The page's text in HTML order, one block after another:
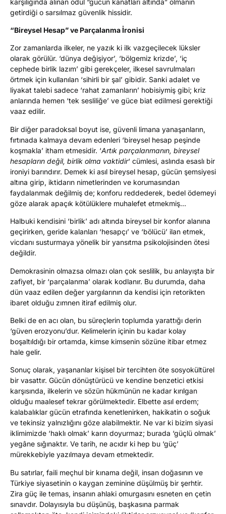
getirdiği o sarsılmaz güvenlik hissidir.
“Bireysel Hesap” ve Parçalanma İronisi
Zor zamanlarda ilkeler, ne yazık ki ilk vazgeçilecek lüksler
olarak görülür. ‘dünya değişiyor’, ‘bölgemiz krizde’, ‘iç
cephede birlik lazım’ gibi gerekçeler, ilkesel savrulmaları
örtmek için kullanılan ‘sihirli bir şal’ gibidir. Sanki adalet ve
liyakat talebi sadece ‘rahat zamanların’ hobisiymiş gibi; kriz
anlarında hemen ‘tek sesliliğe’ ve güce biat edilmesi gerektiği
vaaz edilir.
Bir diğer paradoksal boyut ise, güvenli limana yanaşanların,
fırtınada kalmaya devam edenleri ‘bireysel hesap peşinde
koşmakla’ itham etmesidir. ‘Artık parçalanmanın, bireysel
hesapların değil, birlik olma vaktidir‘ cümlesi, aslında esaslı bir
ironiyi barındırır. Demek ki asıl bireysel hesap, gücün şemsiyesi
altına girip, iktidarın nimetlerinden ve korumasından
faydalanmak değilmiş de; konforu reddederek, bedel ödemeyi
göze alarak apaçık kötülüklere muhalefet etmekmiş…
Halbuki kendisini ‘birlik’ adı altında bireysel bir konfor alanına
geçirirken, geride kalanları ‘hesapçı’ ve ‘bölücü’ ilan etmek,
vicdanı susturmaya yönelik bir yansıtma psikolojisinden ötesi
değildir.
Demokrasinin olmazsa olmazı olan çok seslilik, bu anlayışta bir
zafiyet, bir ‘parçalanma’ olarak kodlanır. Bu durumda, daha
dün vaaz edilen değer yargılarının da kendisi için retorikten
ibaret olduğu zımnen itiraf edilmiş olur.
Belki de en acı olan, bu süreçlerin toplumda yarattığı derin
‘güven erozyonu’dur. Kelimelerin içinin bu kadar kolay
boşaltıldığı bir ortamda, kimse kimsenin sözüne itibar etmez
hale gelir.
Sonuç olarak, yaşananlar kişisel bir tercihten öte sosyokültürel
bir vasattır. Gücün dönüştürücü ve kendine benzetici etkisi
karşısında, ilkelerin ve sözün hükmünün ne kadar kırılgan
olduğu maalesef tekrar görülmektedir. Elbette asıl erdem;
kalabalıklar gücün etrafında kenetlenirken, hakikatin o soğuk
ve tekinsiz yalnızlığını göze alabilmektir. Ne var ki bizim siyasi
iklimimizde ‘haklı olmak’ karın doyurmaz; burada ‘güçlü olmak’
yegâne sığınaktır. Ve tarih, ne acıdır ki hep bu ‘güç’
mürekkebiyle yazılmaya devam etmektedir.
Bu satırlar, faili meçhul bir kınama değil, insan doğasının ve
Türkiye siyasetinin o kaygan zeminine düşülmüş bir şerhtir.
Zira güç ile temas, insanın ahlaki omurgasını esneten en çetin
sınavdır. Dolayısıyla bu düşünüş, başkasına parmak